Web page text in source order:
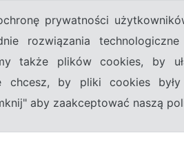
prywatności
rozwiązania
także plików cookies, by
chcesz, by pliki cookies
aby zaakceptować naszą